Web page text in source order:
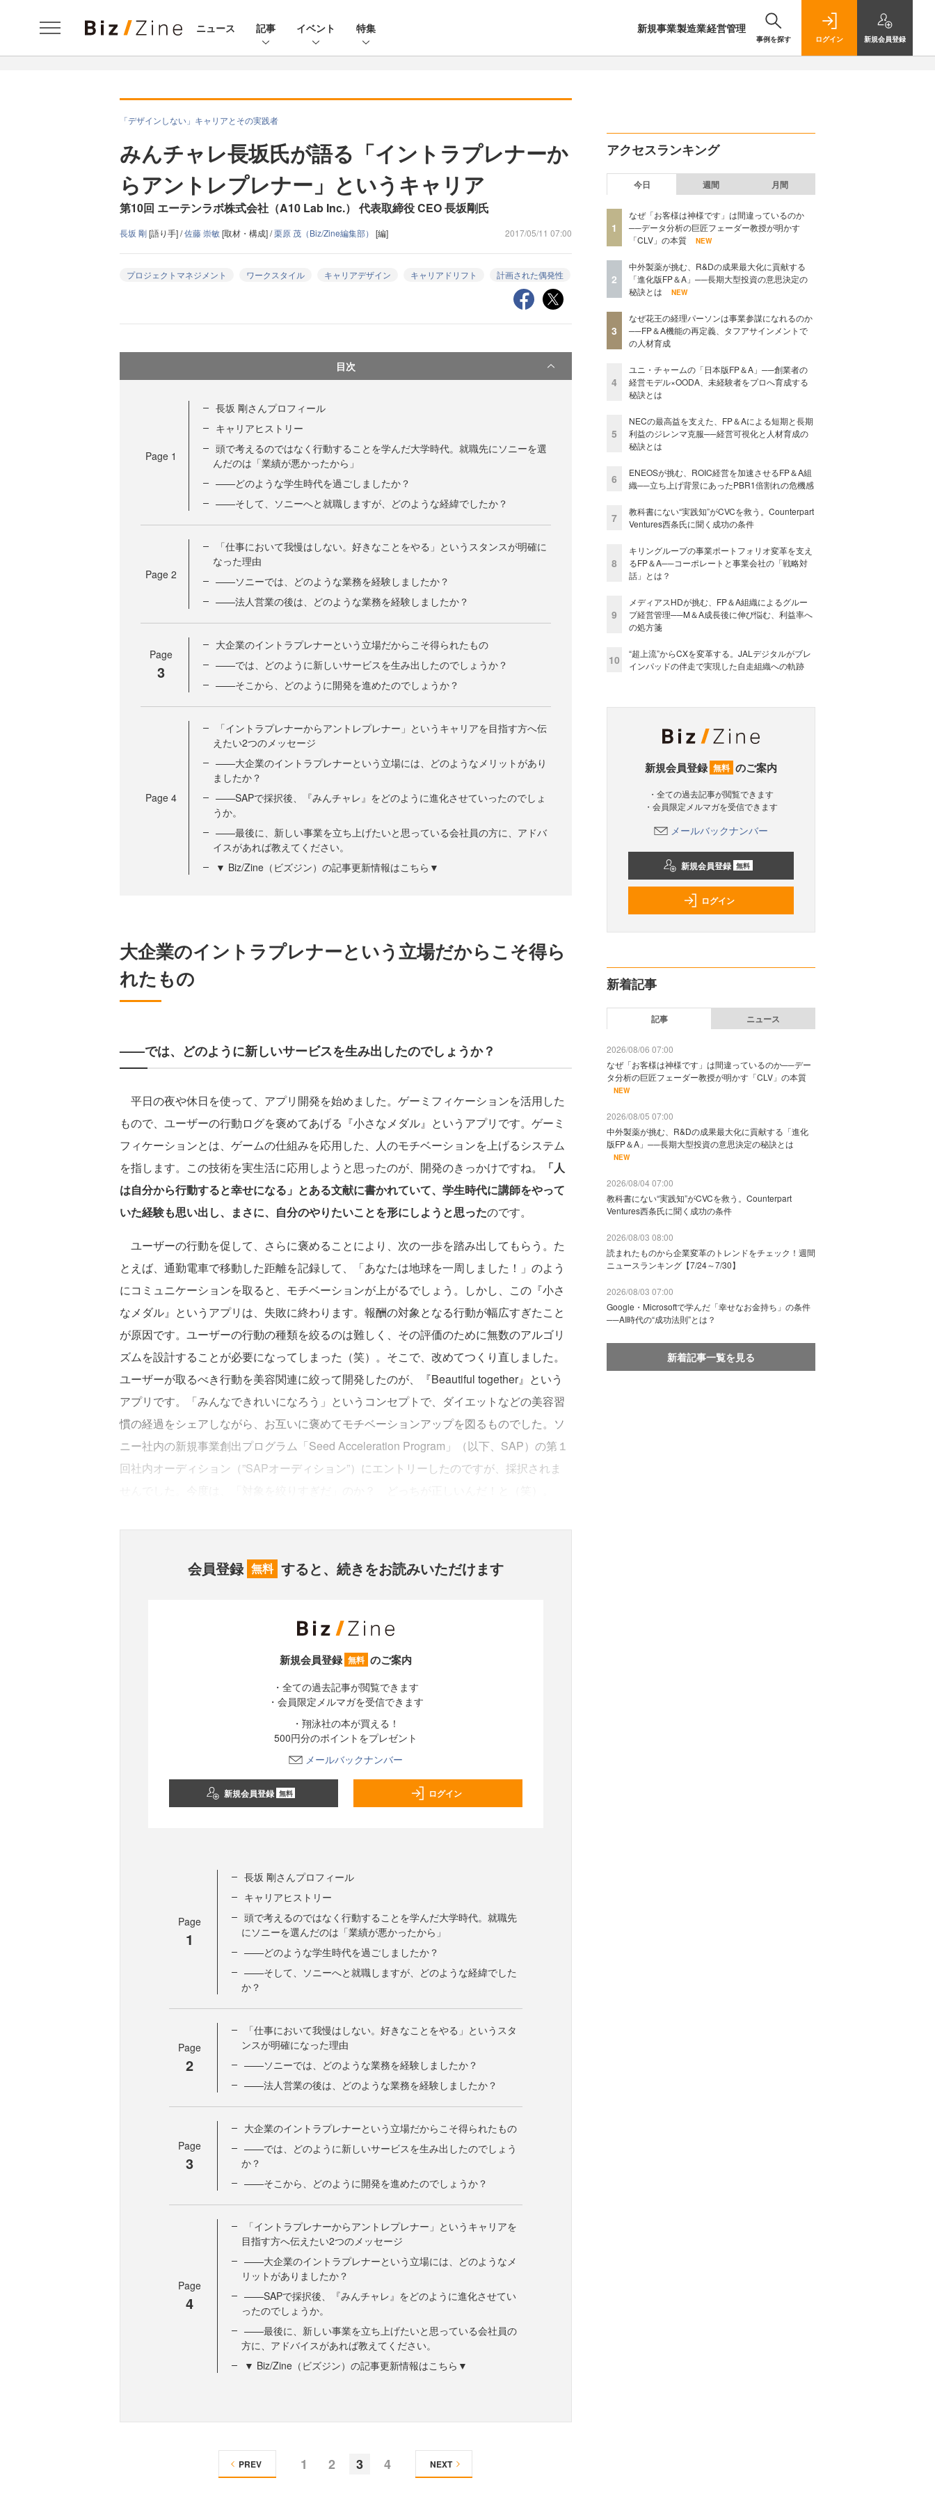
ニュース 記事 イベント 特集 新規事業製造業経営管理
事例を探す ログイン 新規会員登録
「デザインしない」キャリアとその実践者
みんチャレ長坂氏が語る「イントラプレナーか
らアントレプレナー」というキャリア
第10回 エーテンラボ株式会社（A10 Lab Inc.） 代表取締役 CEO 長坂剛氏
長坂 剛[語り手] /佐藤 崇敏[取材・構成] /栗原 茂（Biz/Zine編集部） [編] 2017/05/11 07:00
プロジェクトマネジメント ワークスタイル キャリアデザイン キャリアドリフト 計画された偶発性
目次
Page 1
長坂 剛さんプロフィール
キャリアヒストリー
頭で考えるのではなく行動することを学んだ大学時代。就職先にソニーを選
んだのは「業績が悪かったから」
——どのような学生時代を過ごしましたか？
——そして、ソニーへと就職しますが、どのような経緯でしたか？
Page 2
「仕事において我慢はしない。好きなことをやる」というスタンスが明確に
なった理由
——ソニーでは、どのような業務を経験しましたか？
——法人営業の後は、どのような業務を経験しましたか？
Page
3
大企業のイントラプレナーという立場だからこそ得られたもの
——では、どのように新しいサービスを生み出したのでしょうか？
——そこから、どのように開発を進めたのでしょうか？
Page 4
「イントラプレナーからアントレプレナー」というキャリアを目指す方へ伝
えたい2つのメッセージ
——大企業のイントラプレナーという立場には、どのようなメリットがあり
ましたか？
——SAPで採択後、『みんチャレ』をどのように進化させていったのでしょ
うか。
——最後に、新しい事業を立ち上げたいと思っている会社員の方に、アドバ
イスがあれば教えてください。
▼ Biz/Zine（ビズジン）の記事更新情報はこちら▼
大企業のイントラプレナーという立場だからこそ得ら
れたもの
——では、どのように新しいサービスを生み出したのでしょうか？
平日の夜や休日を使って、アプリ開発を始めました。ゲーミフィケーションを活用した
もので、ユーザーの行動ログを褒めてあげる『小さなメダル』というアプリです。ゲーミ
フィケーションとは、ゲームの仕組みを応用した、人のモチベーションを上げるシステム
を指します。この技術を実生活に応用しようと思ったのが、開発のきっかけですね。
「人
は自分から行動すると幸せになる」とある文献に書かれていて、学生時代に講師をやって
いた経験も思い出し、まさに、自分のやりたいことを形にしようと思ったのです。
ユーザーの行動を促して、さらに褒めることにより、次の一歩を踏み出してもらう。た
とえば、通勤電車で移動した距離を記録して、「あなたは地球を一周しました！」のよう
にコミュニケーションを取ると、モチベーションが上がるでしょう。しかし、この『小さ
なメダル』というアプリは、失敗に終わります。報酬の対象となる行動が幅広すぎたこと
が原因です。ユーザーの行動の種類を絞るのは難しく、その評価のために無数のアルゴリ
ズムを設計することが必要になってしまった（笑）。そこで、改めてつくり直しました。
ユーザーが取るべき行動を美容関連に絞って開発したのが、『Beautiful together』という
アプリです。「みんなできれいになろう」というコンセプトで、ダイエットなどの美容習
慣の経過をシェアしながら、お互いに褒めてモチベーションアップを図るものでした。ソ
ニー社内の新規事業創出プログラム「Seed Acceleration Program」（以下、SAP）の第１
回社内オーディション（”SAPオーディション”）にエントリーしたのですが、採択されま
会員登録 無料 すると、続きをお読みいただけます
新規会員登録 無料 のご案内
・全ての過去記事が閲覧できます
・会員限定メルマガを受信できます
・翔泳社の本が買える！
500円分のポイントをプレゼント
メールバックナンバー
新規会員登録 無料 ログイン
Page
1
長坂 剛さんプロフィール
キャリアヒストリー
頭で考えるのではなく行動することを学んだ大学時代。就職先
にソニーを選んだのは「業績が悪かったから」
——どのような学生時代を過ごしましたか？
——そして、ソニーへと就職しますが、どのような経緯でした
か？
Page
2
「仕事において我慢はしない。好きなことをやる」というスタ
ンスが明確になった理由
——ソニーでは、どのような業務を経験しましたか？
——法人営業の後は、どのような業務を経験しましたか？
Page
3
大企業のイントラプレナーという立場だからこそ得られたもの
——では、どのように新しいサービスを生み出したのでしょう
か？
——そこから、どのように開発を進めたのでしょうか？
Page
4
「イントラプレナーからアントレプレナー」というキャリアを
目指す方へ伝えたい2つのメッセージ
——大企業のイントラプレナーという立場には、どのようなメ
リットがありましたか？
——SAPで採択後、『みんチャレ』をどのように進化させてい
ったのでしょうか。
——最後に、新しい事業を立ち上げたいと思っている会社員の
方に、アドバイスがあれば教えてください。
▼ Biz/Zine（ビズジン）の記事更新情報はこちら▼
1 2 3 4
PREV NEXT
アクセスランキング
今日 週間 月間
1
なぜ「お客様は神様です」は間違っているのか
──データ分析の巨匠フェーダー教授が明かす
「CLV」の本質
NEW
2
中外製薬が挑む、R&Dの成果最大化に貢献する
「進化版FP＆A」──長期大型投資の意思決定の
秘訣とは
NEW
3
なぜ花王の経理パーソンは事業参謀になれるのか
──FP＆A機能の再定義、タフアサインメントで
の人材育成
4
ユニ・チャームの「日本版FP＆A」──創業者の
経営モデル×OODA、未経験者をプロへ育成する
秘訣とは
5
NECの最高益を支えた、FP＆Aによる短期と長期
利益のジレンマ克服──経営可視化と人材育成の
秘訣とは
6
ENEOSが挑む、ROIC経営を加速させるFP＆A組
織──立ち上げ背景にあったPBR1倍割れの危機感
7
教科書にない“実践知”がCVCを救う。Counterpart
Ventures西条氏に聞く成功の条件
8
キリングループの事業ポートフォリオ変革を支え
るFP＆A──コーポレートと事業会社の「戦略対
話」とは？
9
メディアスHDが挑む、FP＆A組織によるグルー
プ経営管理──M＆A成長後に伸び悩む、利益率へ
の処方箋
10
“超上流”からCXを変革する。JALデジタルがブレ
インパッドの伴走で実現した自走組織への軌跡
新規会員登録 無料 のご案内
・全ての過去記事が閲覧できます
・会員限定メルマガを受信できます
メールバックナンバー
新規会員登録 無料
ログイン
新着記事
記事 ニュース
2026/08/06 07:00
なぜ「お客様は神様です」は間違っているのか──デー
タ分析の巨匠フェーダー教授が明かす「CLV」の本質
NEW
2026/08/05 07:00
中外製薬が挑む、R&Dの成果最大化に貢献する「進化
版FP＆A」──長期大型投資の意思決定の秘訣とは
NEW
2026/08/04 07:00
教科書にない“実践知”がCVCを救う。Counterpart
Ventures西条氏に聞く成功の条件
2026/08/03 08:00
読まれたものから企業変革のトレンドをチェック！週間
ニュースランキング【7/24～7/30】
2026/08/03 07:00
Google・Microsoftで学んだ「幸せなお金持ち」の条件
──AI時代の“成功法則”とは？
新着記事一覧を見る